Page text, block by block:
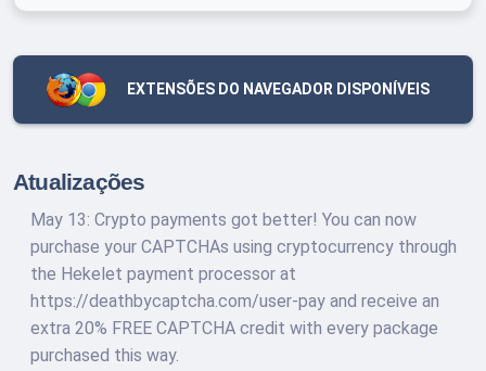
EXTENSÕES DO NAVEGADOR DISPONÍVEIS
Atualizações
May 13: Crypto payments got better! You can now
purchase your CAPTCHAs using cryptocurrency through
the Hekelet payment processor at
https://deathbycaptcha.com/user-pay and receive an
extra 20% FREE CAPTCHA credit with every package
purchased this way.